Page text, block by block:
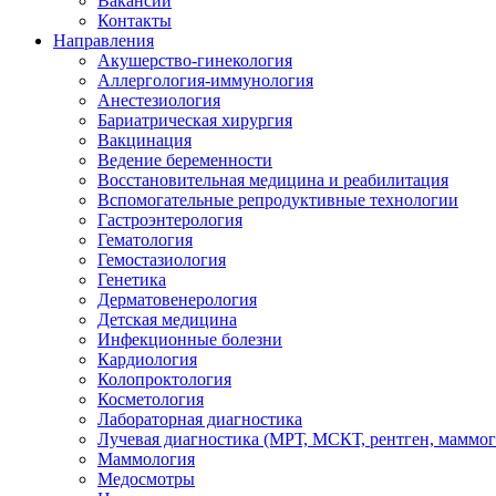
Контакты
Направления
Акушерство-гинекология
Аллергология-иммунология
Анестезиология
Бариатрическая хирургия
Вакцинация
Ведение беременности
Восстановительная медицина и реабилитация
Вспомогательные репродуктивные технологии
Гастроэнтерология
Гематология
Гемостазиология
Генетика
Дерматовенерология
Детская медицина
Инфекционные болезни
Кардиология
Колопроктология
Косметология
Лабораторная диагностика
Лучевая диагностика (МРТ, МСКТ, рентген,
Маммология
Медосмотры